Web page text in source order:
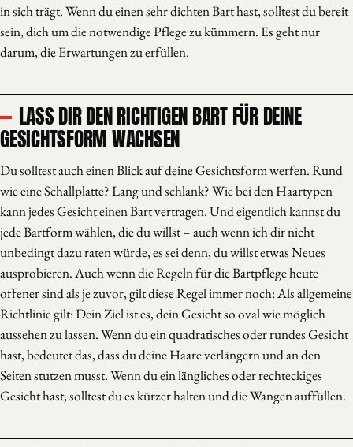
in sich trägt. Wenn du einen sehr dichten Bart hast, solltest du bereit
sein, dich um die notwendige Pflege zu kümmern. Es geht nur
darum, die Erwartungen zu erfüllen.
LASS DIR DEN RICHTIGEN BART FÜR DEINE
GESICHTSFORM WACHSEN
Du solltest auch einen Blick auf deine Gesichtsform werfen. Rund
wie eine Schallplatte? Lang und schlank? Wie bei den Haartypen
kann jedes Gesicht einen Bart vertragen. Und eigentlich kannst du
jede Bartform wählen, die du willst – auch wenn ich dir nicht
unbedingt dazu raten würde, es sei denn, du willst etwas Neues
ausprobieren. Auch wenn die Regeln für die Bartpflege heute
offener sind als je zuvor, gilt diese Regel immer noch: Als allgemeine
Richtlinie gilt: Dein Ziel ist es, dein Gesicht so oval wie möglich
aussehen zu lassen. Wenn du ein quadratisches oder rundes Gesicht
hast, bedeutet das, dass du deine Haare verlängern und an den
Seiten stutzen musst. Wenn du ein längliches oder rechteckiges
Gesicht hast, solltest du es kürzer halten und die Wangen auffüllen.